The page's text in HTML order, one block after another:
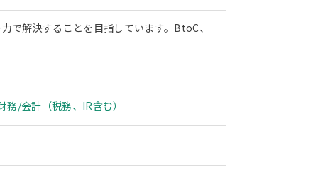
で解決することを目指しています。BtoC、
務/会計（税務、IR含む）